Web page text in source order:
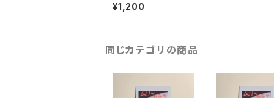
チェキ
¥1,200
同じカテゴリの商品